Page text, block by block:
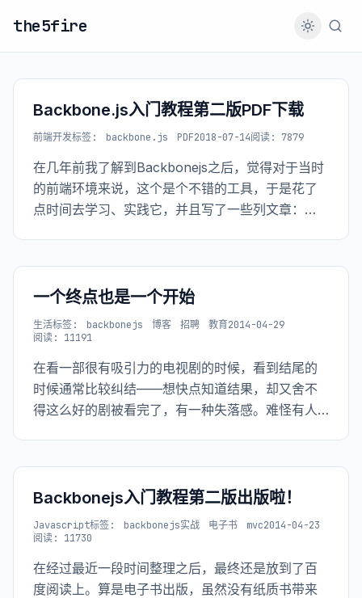
the5fire
Backbone.js入门教程第二版PDF下载
前端开发标签: backbone.js PDF2018-07-14阅读: 7879
在几年前我了解到Backbonejs之后，觉得对于当时
的前端环境来说，这个是个不错的工具，于是花了
点时间去学习、实践它，并且写了一些列文章：
一个终点也是一个开始
生活标签: backbonejs 博客 招聘 教育2014-04-29
阅读: 11191
在看一部很有吸引力的电视剧的时候，看到结尾的
时候通常比较纠结——想快点知道结果，却又舍不
得这么好的剧被看完了，有一种失落感。难怪有人
Backbonejs入门教程第二版出版啦！
Javascript标签: backbonejs实战 电子书 mvc2014-04-23
阅读: 11730
在经过最近一段时间整理之后，最终还是放到了百
度阅读上。算是电子书出版，虽然没有纸质书带来